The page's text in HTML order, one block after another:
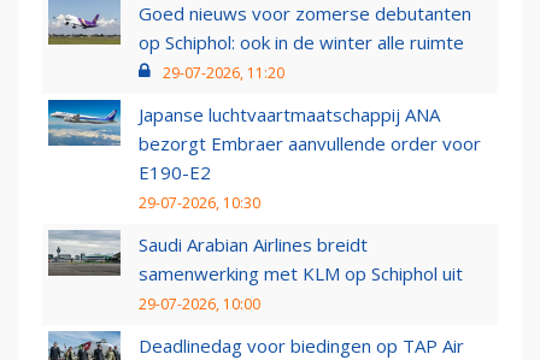
Goed nieuws voor zomerse debutanten
op Schiphol: ook in de winter alle ruimte
29-07-2026, 11:20
Japanse luchtvaartmaatschappij ANA
bezorgt Embraer aanvullende order voor
E190-E2
29-07-2026, 10:30
Saudi Arabian Airlines breidt
samenwerking met KLM op Schiphol uit
29-07-2026, 10:00
Deadlinedag voor biedingen op TAP Air